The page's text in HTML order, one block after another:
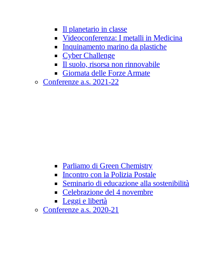
Il planetario in classe
Videoconferenza: I metalli in Medicina
Inquinamento marino da plastiche
Cyber Challenge
Il suolo, risorsa non rinnovabile
Giornata delle Forze Armate
Conferenze a.s. 2021-22
Parliamo di Green Chemistry
Incontro con la Polizia Postale
Seminario di educazione alla sostenibilità
Celebrazione del 4 novembre
Leggi e libertà
Conferenze a.s. 2020-21